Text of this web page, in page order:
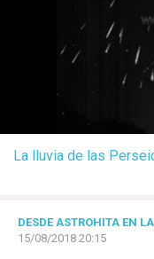
La lluvia de las
DESDE ASTROHITA EN
15/08/2018 20:15